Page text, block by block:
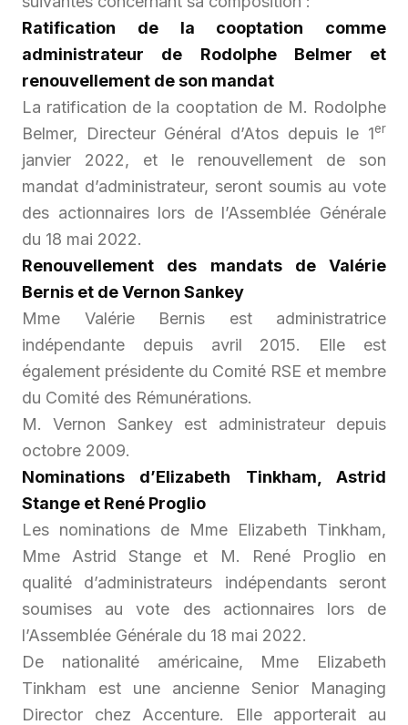
Ratification de la cooptation comme
administrateur de Rodolphe Belmer et
renouvellement de son mandat
La ratification de la cooptation de M. Rodolphe
Belmer, Directeur Général d’Atos depuis le 1er
janvier 2022, et le renouvellement de son
mandat d’administrateur, seront soumis au vote
des actionnaires lors de l’Assemblée Générale
du 18 mai 2022.
Renouvellement des mandats de Valérie
Bernis et de Vernon Sankey
Mme Valérie Bernis est administratrice
indépendante depuis avril 2015. Elle est
également présidente du Comité RSE et membre
du Comité des Rémunérations.
M. Vernon Sankey est administrateur depuis
octobre 2009.
Nominations d’Elizabeth Tinkham, Astrid
Stange et René Proglio
Les nominations de Mme Elizabeth Tinkham,
Mme Astrid Stange et M. René Proglio en
qualité d’administrateurs indépendants seront
soumises au vote des actionnaires lors de
l’Assemblée Générale du 18 mai 2022.
De nationalité américaine, Mme Elizabeth
Tinkham est une ancienne Senior Managing
Director chez Accenture. Elle apporterait au